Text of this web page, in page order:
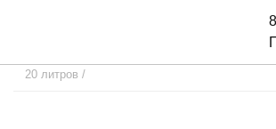
20 литров /